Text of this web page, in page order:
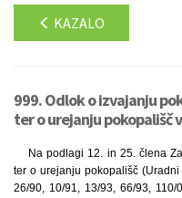
KAZALO
999. Odlok o izvajanju
ter o urejanju pokopališč
Na podlagi 12. in 25. člena
ter o urejanju pokopališč
26/90, 10/91, 13/93, 66/93,